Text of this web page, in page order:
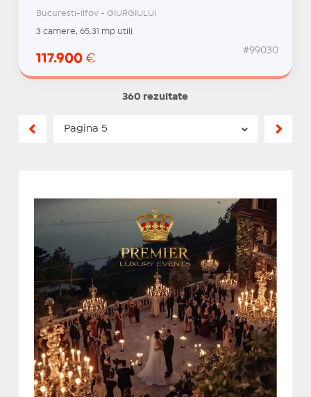
Bucuresti-Ilfov - GIURGIULUI
3 camere, 65.31 mp utili
117.900 €
#99030
360 rezultate